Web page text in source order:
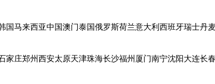
国马来西亚中国澳门泰国俄罗斯荷兰意大利 西班牙瑞士丹
家庄郑州西安太原天津珠海长沙福州 厦门南宁沈阳大连长春